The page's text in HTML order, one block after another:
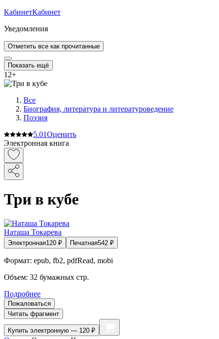
КабинетКабинет
Уведомления
Отметить все как прочитанные
Показать ещё
12+
Все
Биография, литература и литературоведение
Поэзия
5.01Оценить
Электронная книга
Три в кубе
Наташа Токарева
Электронная120 ₽ Печатная542 ₽
Формат: epub, fb2, pdfRead, mobi
Объем: 32 бумажных стр.
Подробнее
Пожаловаться
Читать фрагмент
Купить электронную — 120 ₽